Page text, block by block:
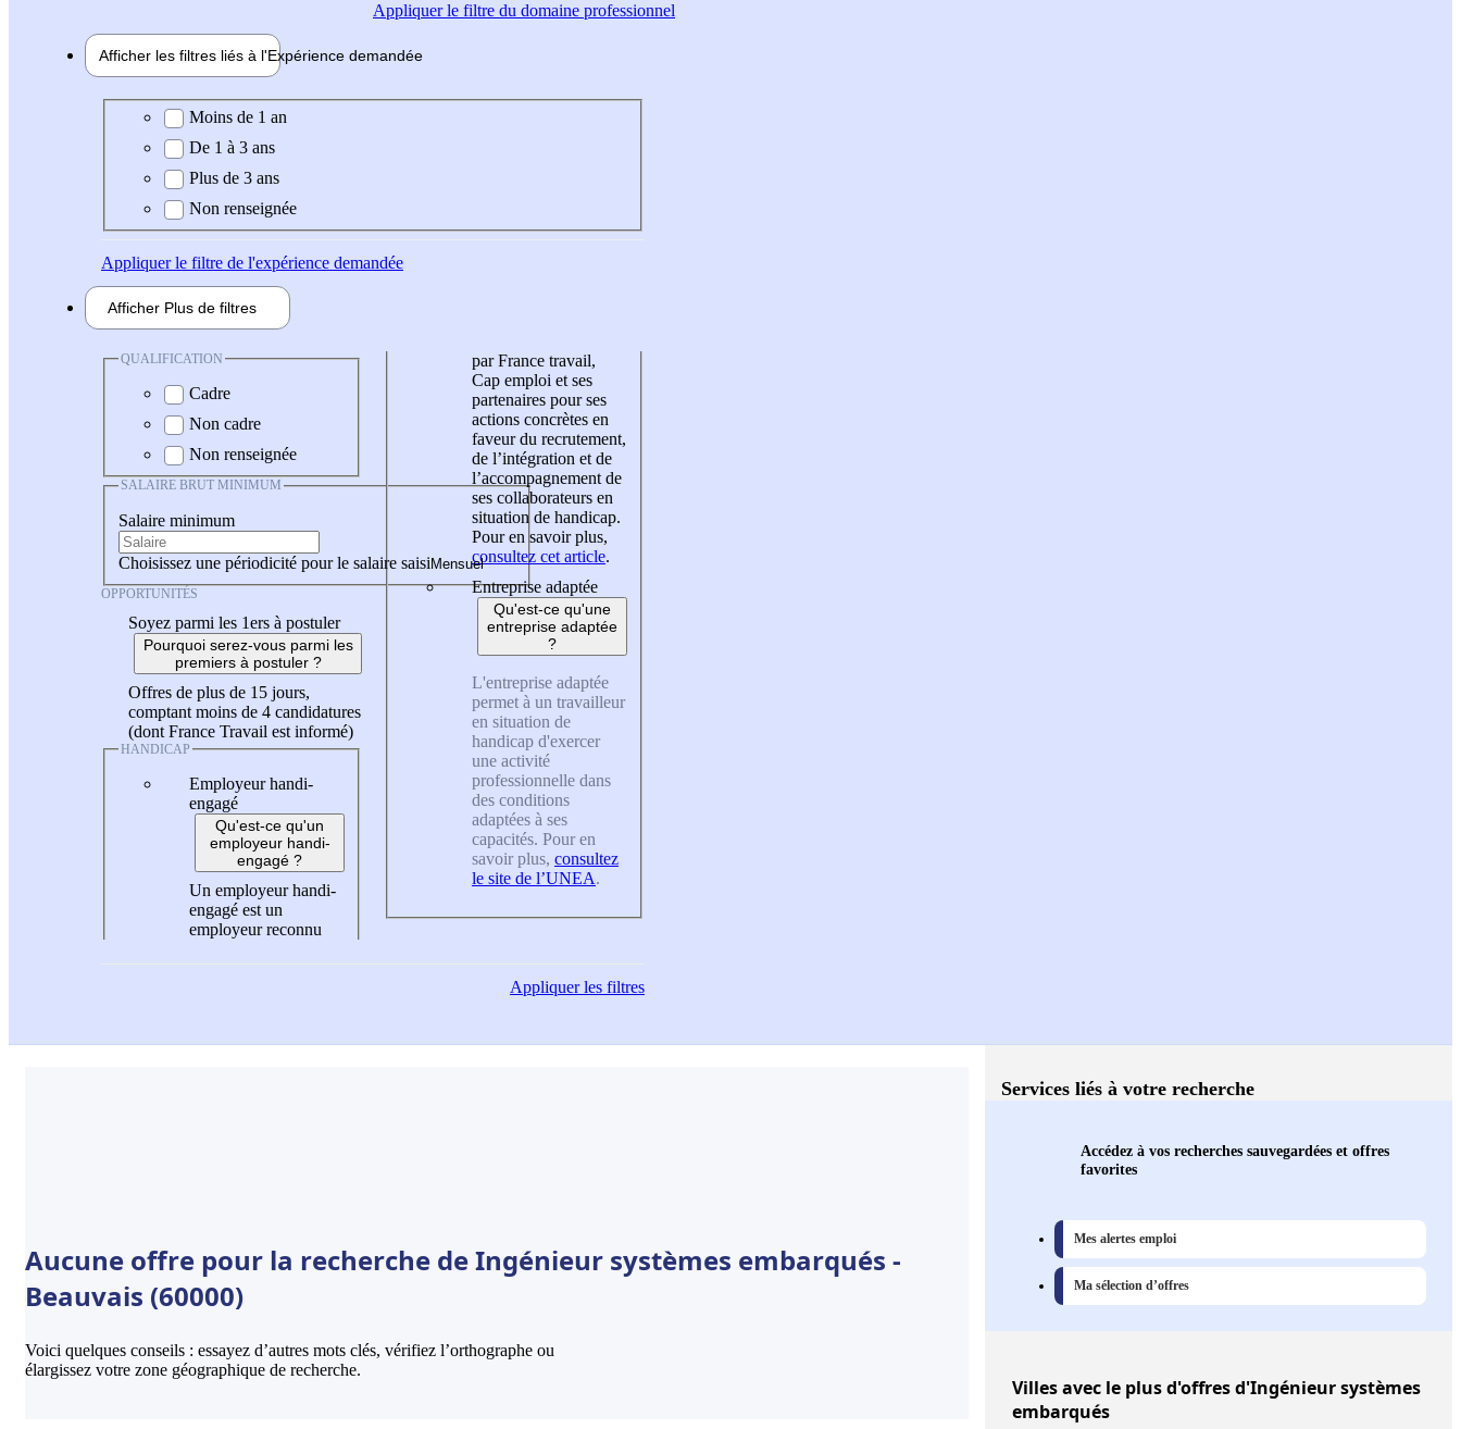
Appliquerle filtre du domaine professionnel
Afficher les filtres liés à l'Expérience demandée
Expérience demandée
Moins de 1 an
De 1 à 3 ans
Plus de 3 ans
Non renseignée
Appliquerle filtre de l'expérience demandée
Afficher Plus de filtres
QUALIFICATION
Cadre
Non cadre
Non renseignée
SALAIRE BRUT MINIMUM
Salaire minimum
Choisissez une périodicité pour le salaire saisi
OPPORTUNITÉS
Soyez parmi les 1ers à postuler
Pourquoi serez-vous parmi les
premiers à postuler ?
Offres de plus de 15 jours,
comptant moins de 4 candidatures
(dont France Travail est informé)
HANDICAP
Employeur handi-
engagé
Qu'est-ce qu'un
employeur handi-
engagé ?
Un employeur handi-
engagé est un
employeur reconnu
par France travail,
Cap emploi et ses
partenaires pour ses
actions concrètes en
faveur du recrutement,
de l’intégration et de
l’accompagnement de
ses collaborateurs en
situation de handicap.
Pour en savoir plus,
consultez cet article.
Entreprise adaptée
Qu'est-ce qu'une
entreprise adaptée
?
L'entreprise adaptée
permet à un travailleur
en situation de
handicap d'exercer
une activité
professionnelle dans
des conditions
adaptées à ses
capacités. Pour en
savoir plus, consultez
le site de l’UNEA.
Appliquerles filtres
Aucune offre pour la recherche de Ingénieur systèmes embarqués -
Beauvais (60000)
Voici quelques conseils : essayez d’autres mots clés, vérifiez l’orthographe ou
élargissez votre zone géographique de recherche.
Services liés à votre recherche
Accédez à vos recherches sauvegardées et offres
favorites
Mes alertes emploi
Ma sélection d’offres
Villesavec le plus d'offres d'Ingénieur systèmes
embarqués